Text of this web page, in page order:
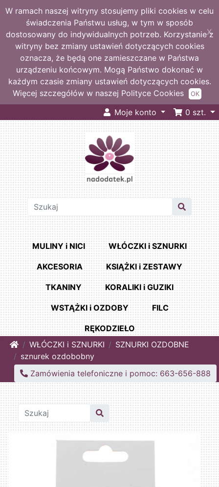
W ramach naszej witryny stosujemy pliki cookies w celu
świadczenia Państwu usług, w tym w sposób
dostosowany do indywidualnych potrzeb. Korzystanie z
witryny bez zmiany ustawień dotyczących cookies
oznacza, że będą one zamieszczane w Państwa
urządzeniu końcowym. Mogą Państwo dokonać w
każdym czasie zmiany ustawień dotyczących cookies.
Więcej szczegółów w naszej Polityce Cookies
X
OK
Moje konto 0 szt.
MULINY i NICI WŁÓCZKI i SZNURKI
AKCESORIA KSIĄŻKI i ZESTAWY
TKANINY KORALIKI i GUZIKI
WSTĄŻKI i OZDOBY FILC
RĘKODZIEŁO
HomeWŁÓCZKI i SZNURKI
SZNURKI OZDOBNE
sznurek ozdobobny
Zamówienia telefoniczne i pomoc: 663-656-888